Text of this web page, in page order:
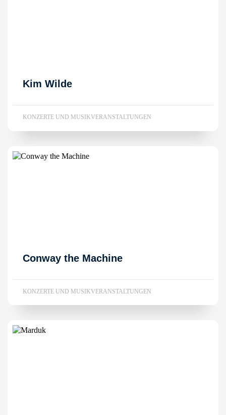
Kim Wilde
KONZERTE UND MUSIKVERANSTALTUNGEN
Conway the Machine
KONZERTE UND MUSIKVERANSTALTUNGEN